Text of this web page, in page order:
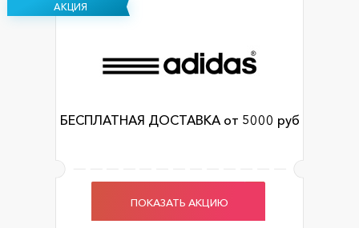
АКЦИЯ
БЕСПЛАТНАЯ ДОСТАВКА от 5000 руб
ПОКАЗАТЬ АКЦИЮ